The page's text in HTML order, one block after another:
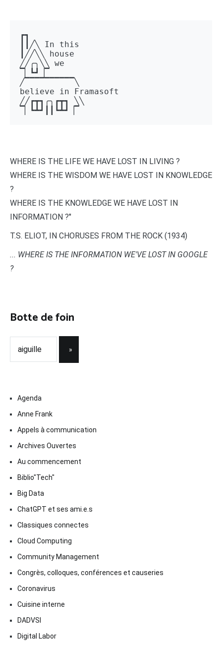
┏┓
┃┃╱╲ In this
┃╱╱╲╲ house
╱╱╭╮╲╲ we
▔▏┗┛▕▔
╱▔▔▔▔▔▔▔▔▔▔╲
believe in Framasoft
╱╱┏┳┓╭╮┏┳┓ ╲╲
▔▏┗┻┛┃┃┗┻┛▕▔
WHERE IS THE LIFE WE HAVE LOST IN LIVING ?
WHERE IS THE WISDOM WE HAVE LOST IN KNOWLEDGE
?
WHERE IS THE KNOWLEDGE WE HAVE LOST IN
INFORMATION ?"
T.S. ELIOT, IN CHORUSES FROM THE ROCK (1934)
... WHERE IS THE INFORMATION WE'VE LOST IN GOOGLE
?
Botte de foin
Agenda
Anne Frank
Appels à communication
Archives Ouvertes
Au commencement
Biblio"Tech"
Big Data
ChatGPT et ses ami.e.s
Classiques connectes
Cloud Computing
Community Management
Congrès, colloques, conférences et causeries
Coronavirus
Cuisine interne
DADVSI
Digital Labor